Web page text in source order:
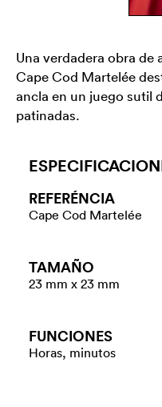
Una verdadera obra de
Cape Cod Martelée
ancla en un juego sutil
patinadas.
REFERÉNCIA
Cape Cod Martelée
TAMAÑO
23 mm x 23 mm
FUNCIONES
Horas, minutos